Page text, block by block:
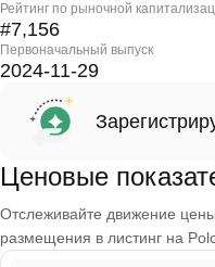
Рейтинг по рыночной
#7,156
Первоначальный выпуск
2024-11-29
Ценовые
Отслеживайте движение
размещения в листинг на